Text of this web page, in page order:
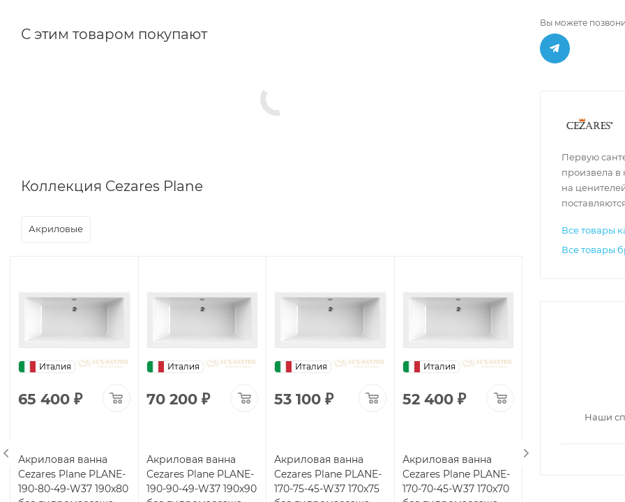
С этим товаром покупают
Коллекция Cezares Plane
Акриловые
Италия
65 400 ₽
Акриловая ванна
Cezares Plane PLANE-
190-80-49-W37 190x80
Италия
70 200₽
Акриловая ванна
Cezares Plane PLANE-
190-90-49-W37 190x90
Италия
53 100 ₽
Акриловая ванна
Cezares Plane PLANE-
170-75-45-W37 170x75
Италия
52 400₽
Акриловая ванна
Cezares Plane PLANE-
170-70-45-W37 170x70
Вы можете
Первую
произвела в
на
Все товары
Все товары
Наши